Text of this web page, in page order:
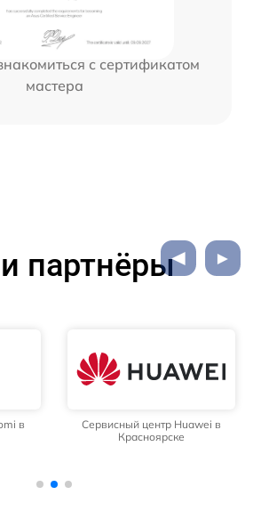
с сертификатом
мастера
партнёры
в
Сервисный центр Huawei в
Красноярске